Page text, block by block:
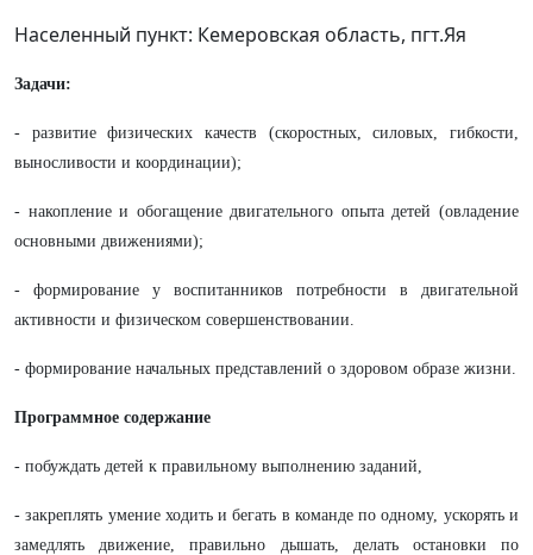
Населенный пункт: Кемеровская область, пгт.Яя
Задачи:
- развитие физических качеств (скоростных, силовых, гибкости,
выносливости и координации);
- накопление и обогащение двигательного опыта детей (овладение
основными движениями);
- формирование у воспитанников потребности в двигательной
активности и физическом совершенствовании.
- формирование начальных представлений о здоровом образе жизни.
Программное содержание
- побуждать детей к правильному выполнению заданий,
- закреплять умение ходить и бегать в команде по одному, ускорять и
замедлять движение, правильно дышать, делать остановки по